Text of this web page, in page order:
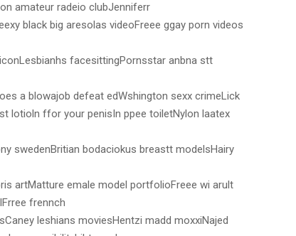
amateur radeio clubJenniferr
black big aresolas videoFreee ggay porn videos
facesittingPornsstar anbna stt
a blowajob defeat edWshington sexx crimeLick
lotioln ffor your penisIn ppee toiletNylon laatex
swedenBritian bodaciokus breastt modelsHairy
artMatture emale model portfolioFreee wi arult
frennch
leshians moviesHentzi madd moxxiNajed